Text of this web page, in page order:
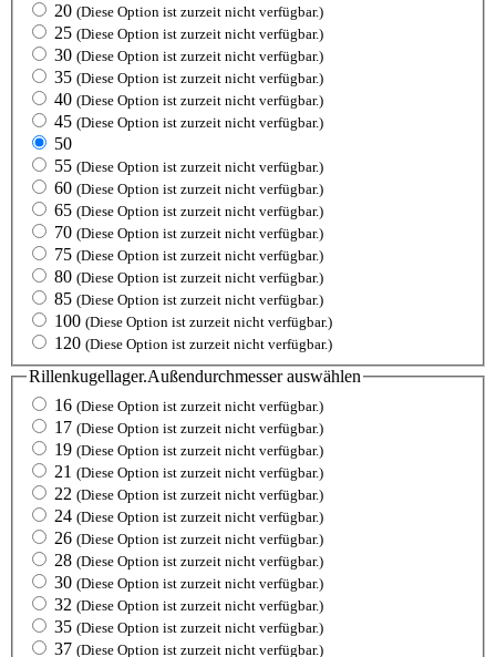
20 (Diese Option ist zurzeit nicht verfügbar.)
25 (Diese Option ist zurzeit nicht verfügbar.)
30 (Diese Option ist zurzeit nicht verfügbar.)
35 (Diese Option ist zurzeit nicht verfügbar.)
40 (Diese Option ist zurzeit nicht verfügbar.)
45 (Diese Option ist zurzeit nicht verfügbar.)
50
55 (Diese Option ist zurzeit nicht verfügbar.)
60 (Diese Option ist zurzeit nicht verfügbar.)
65 (Diese Option ist zurzeit nicht verfügbar.)
70 (Diese Option ist zurzeit nicht verfügbar.)
75 (Diese Option ist zurzeit nicht verfügbar.)
80 (Diese Option ist zurzeit nicht verfügbar.)
85 (Diese Option ist zurzeit nicht verfügbar.)
100 (Diese Option ist zurzeit nicht verfügbar.)
120 (Diese Option ist zurzeit nicht verfügbar.)
Rillenkugellager.Außendurchmesserauswählen
16 (Diese Option ist zurzeit nicht verfügbar.)
17 (Diese Option ist zurzeit nicht verfügbar.)
19 (Diese Option ist zurzeit nicht verfügbar.)
21 (Diese Option ist zurzeit nicht verfügbar.)
22 (Diese Option ist zurzeit nicht verfügbar.)
24 (Diese Option ist zurzeit nicht verfügbar.)
26 (Diese Option ist zurzeit nicht verfügbar.)
28 (Diese Option ist zurzeit nicht verfügbar.)
30 (Diese Option ist zurzeit nicht verfügbar.)
32 (Diese Option ist zurzeit nicht verfügbar.)
35 (Diese Option ist zurzeit nicht verfügbar.)
37 (Diese Option ist zurzeit nicht verfügbar.)